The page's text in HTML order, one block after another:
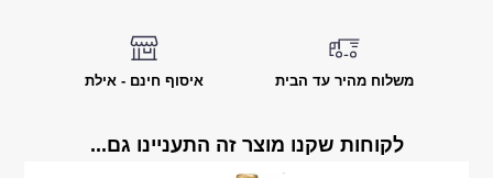
משלוח מהיר עד הבית איסוף חינם - אילת
לקוחות שקנו מוצר זה התעניינו גם...